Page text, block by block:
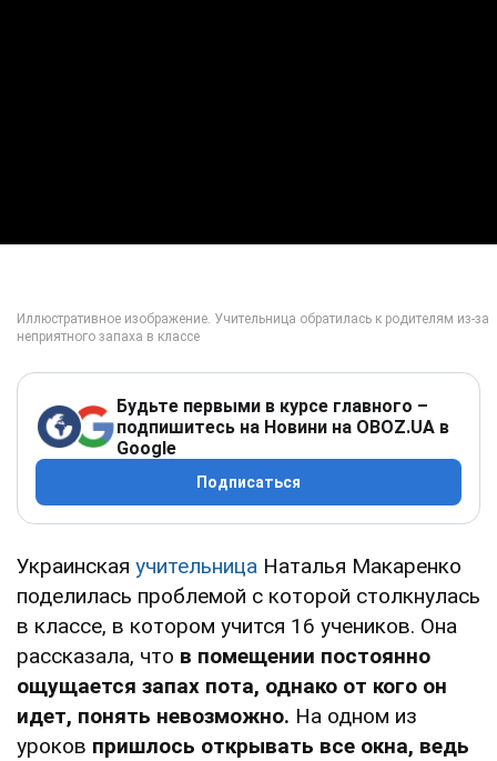
Будьте первыми в курсе главного –
подпишитесь на Новини на OBOZ.UA в
Google
Подписаться
Украинская учительница Наталья Макаренко
поделилась проблемой с которой столкнулась
в классе, в котором учится 16 учеников. Она
рассказала, что в помещении постоянно
ощущается запах пота, однако от кого он
идет, понять невозможно. На одном из
уроков пришлось открывать все окна, ведь